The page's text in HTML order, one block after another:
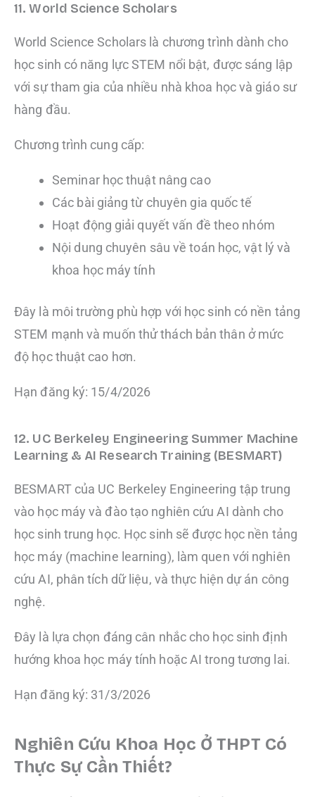
11. World Science Scholars
World Science Scholars là chương trình dành cho
học sinh có năng lực STEM nổi bật, được sáng lập
với sự tham gia của nhiều nhà khoa học và giáo sư
hàng đầu.
Chương trình cung cấp:
Seminar học thuật nâng cao
Các bài giảng từ chuyên gia quốc tế
Hoạt động giải quyết vấn đề theo nhóm
Nội dung chuyên sâu về toán học, vật lý và
khoa học máy tính
Đây là môi trường phù hợp với học sinh có nền tảng
STEM mạnh và muốn thử thách bản thân ở mức
độ học thuật cao hơn.
Hạn đăng ký: 15/4/2026
12. UC Berkeley Engineering Summer Machine
Learning & AI Research Training (BESMART)
BESMART của UC Berkeley Engineering tập trung
vào học máy và đào tạo nghiên cứu AI dành cho
học sinh trung học. Học sinh sẽ được học nền tảng
học máy (machine learning), làm quen với nghiên
cứu AI, phân tích dữ liệu, và thực hiện dự án công
nghệ.
Đây là lựa chọn đáng cân nhắc cho học sinh định
hướng khoa học máy tính hoặc AI trong tương lai.
Hạn đăng ký: 31/3/2026
Nghiên Cứu Khoa Học Ở THPT Có
Thực Sự Cần Thiết?